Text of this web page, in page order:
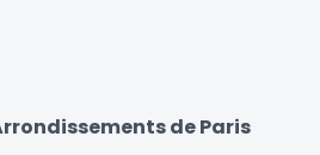
de Paris